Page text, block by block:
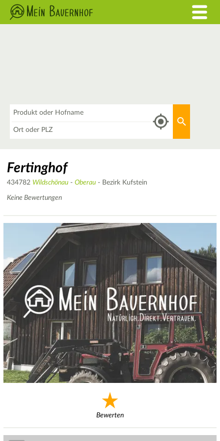
Fertinghof
434782 Wildschönau - Oberau - Bezirk Kufstein
Keine Bewertungen
Bewerten